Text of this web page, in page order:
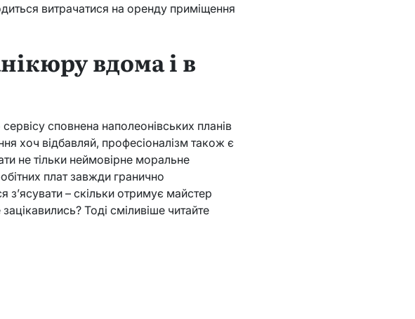
витрачатися на оренду приміщення
вдома і в
сповнена наполеонівських планів
хоч відбавляй, професіоналізм також є
не тільки неймовірне моральне
плат завжди гранично
з’ясувати – скільки отримує майстер
Тоді сміливіше читайте